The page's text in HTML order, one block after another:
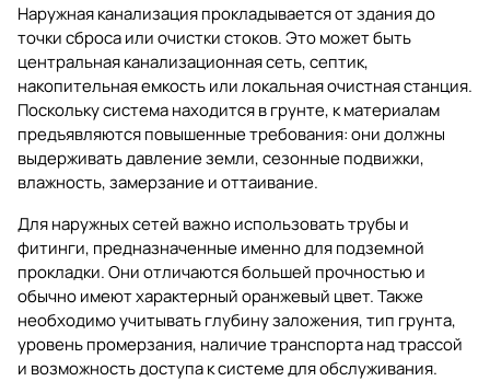
Наружная канализация прокладывается от здания до
точки сброса или очистки стоков. Это может быть
центральная канализационная сеть, септик,
накопительная емкость или локальная очистная станция.
Поскольку система находится в грунте, к материалам
предъявляются повышенные требования: они должны
выдерживать давление земли, сезонные подвижки,
влажность, замерзание и оттаивание.
Для наружных сетей важно использовать трубы и
фитинги, предназначенные именно для подземной
прокладки. Они отличаются большей прочностью и
обычно имеют характерный оранжевый цвет. Также
необходимо учитывать глубину заложения, тип грунта,
уровень промерзания, наличие транспорта над трассой
и возможность доступа к системе для обслуживания.